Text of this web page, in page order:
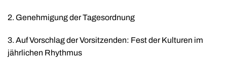
2. Genehmigung der Tagesordnung
3. Auf Vorschlag der Vorsitzenden: Fest der Kulturen im
jährlichen Rhythmus